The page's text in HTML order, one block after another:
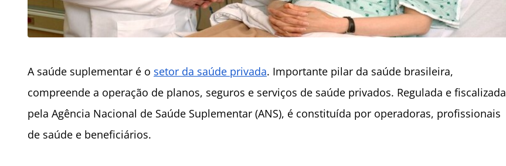
A saúde suplementar é o setor da saúde privada. Importante pilar da saúde brasileira,
compreende a operação de planos, seguros e serviços de saúde privados. Regulada e fiscalizada
pela Agência Nacional de Saúde Suplementar (ANS), é constituída por operadoras, profissionais
de saúde e beneficiários.